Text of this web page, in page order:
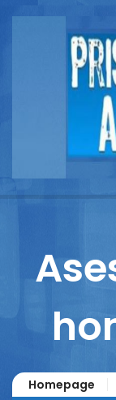
Buscador
Documentos
Reportajes
Columnistas
Homepage